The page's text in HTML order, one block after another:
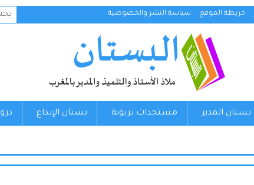
خريطة الموقع سياسة النشر والخصوصية
عن:
بستان المدير مستجدات تربوية بستان الإبداع